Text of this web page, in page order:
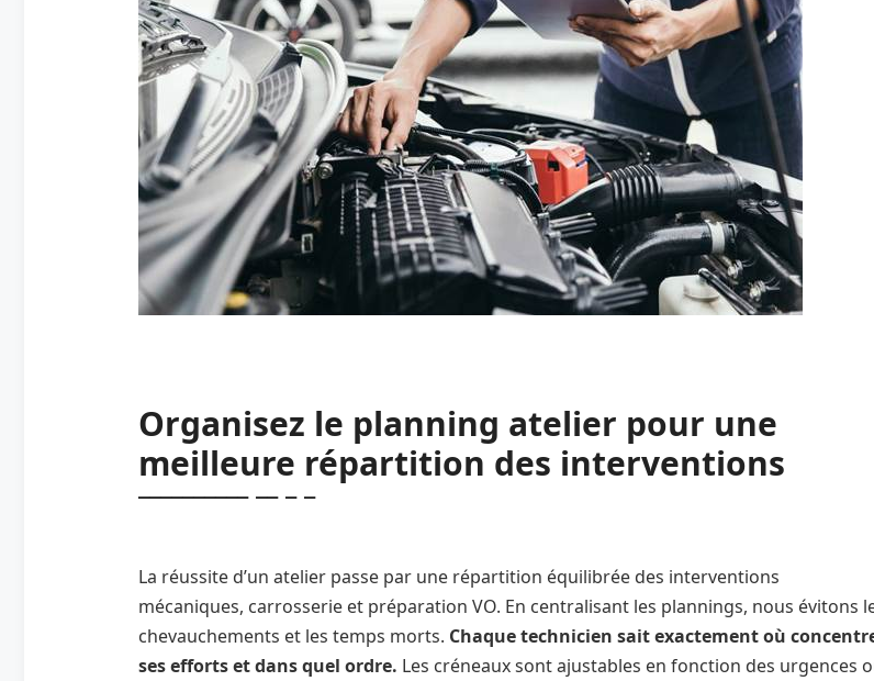
Organisez le planning atelier pour une
meilleure répartition des interventions
La réussite d’un atelier passe par une répartition équilibrée des interventions
mécaniques, carrosserie et préparation VO. En centralisant les plannings, nous évitons
chevauchements et les temps morts. Chaque technicien sait exactement où
ses efforts et dans quel ordre. Les créneaux sont ajustables en fonction des urgences